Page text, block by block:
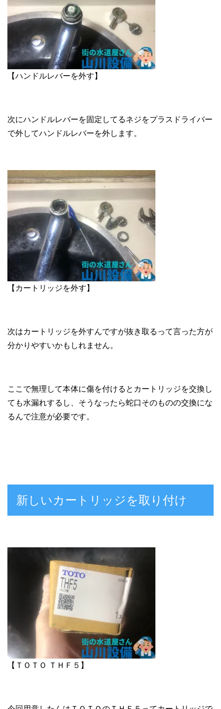
【ハンドルレバーを外す】
次にハンドルレバーを固定してるネジをプラスドライバー
で外してハンドルレバーを外します。
【カートリッジを外す】
次はカートリッジを外すんですが抜き取るって言った方が
分かりやすいかもしれません。
ここで無理して本体に傷を付けるとカートリッジを交換し
ても水漏れするし、そうなったら蛇口そのものの交換にな
るんで注意が必要です。
新しいカートリッジを取り付け
【ＴＯＴＯ ＴＨＦ５】